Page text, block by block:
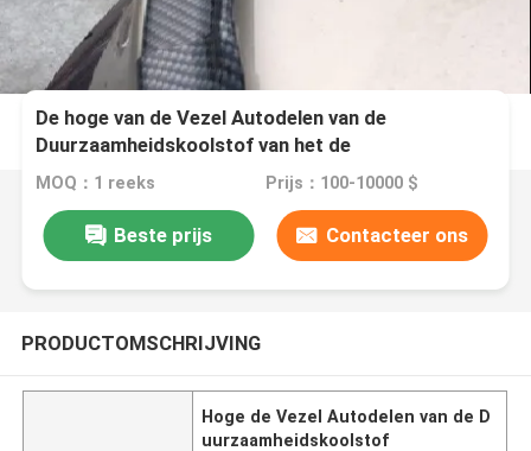
De hoge van de Vezel Autodelen van de
Duurzaamheidskoolstof van het de
Autoclaafproces van de de Koolstofvezel Auto
MOQ：1 reeks Prijs：100-10000 $
Beste prijs Contacteer ons
PRODUCTOMSCHRIJVING
Hoge de Vezel Autodelen van de D
uurzaamheidskoolstof